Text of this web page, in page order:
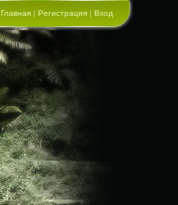
Главная | Регистрация | Вход